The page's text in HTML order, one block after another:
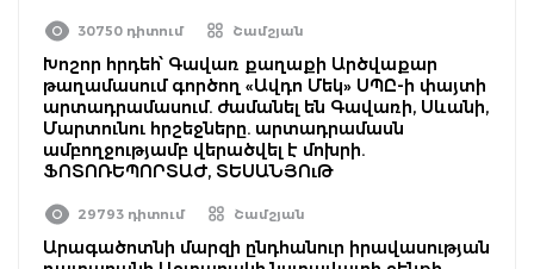
30750 դիտում Շամշյան
Խոշոր հրդեհ՝ Գավառ քաղաքի Արծվաքար
թաղամասում գործող «Ավդո Մեկ» ՍՊԸ-ի փայտի
արտադրամասում. ժամանել են Գավառի, Սևանի,
Մարտունու հրշեջները. արտադրամասն
ամբողջությամբ վերածվել է մոխրի.
ՖՈՏՈՌԵՊՈՐՏԱԺ, ՏԵՍԱՆՅՈւԹ
29793 դիտում Շամշյան
Արագածոտնի մարզի ընդհանուր իրավասության